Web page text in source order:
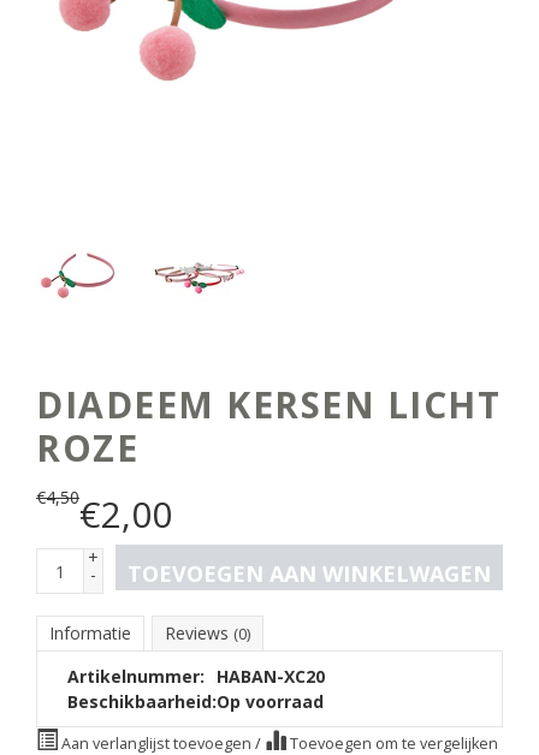
DIADEEM KERSEN LICHT
ROZE
€4,50€2,00
+
- TOEVOEGEN AAN WINKELWAGEN
Informatie Reviews (0)
Artikelnummer:
HABAN-XC20
Beschikbaarheid:Op voorraad
Aan verlanglijst toevoegen / Toevoegen om te vergelijken